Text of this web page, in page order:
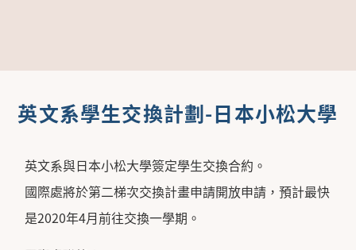
英文系學生交換計劃-日本小松大學
英文系與日本小松大學簽定學生交換合約。
國際處將於第二梯次交換計畫申請開放申請，預計最快
是2020年4月前往交換一學期。